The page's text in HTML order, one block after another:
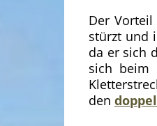
Der
stürzt und
da er sich
sich beim
den